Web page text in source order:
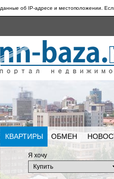
об IP-адресе и местоположении.
КВАРТИРЫ ОБМЕН
Я хочу